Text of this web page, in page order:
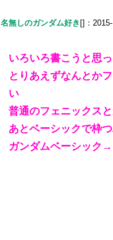
名無しのガンダム好き []：
いろいろ書こうと思
とりあえずなんとか
い
普通のフェニックス
あとベーシックで枠
ガンダムベーシック